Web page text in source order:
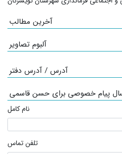
آخرین مطالب
آلبوم تصاویر
آدرس / آدرس دفتر
پیام خصوصی برای حسن قاسمی
نام کامل
تلفن تماس